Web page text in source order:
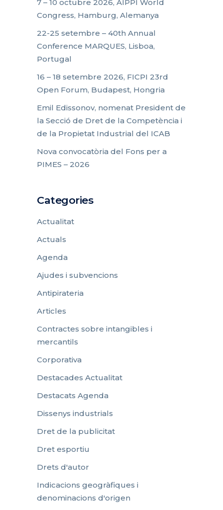
7 – 10 octubre 2026, AIPPI World
Congress, Hamburg, Alemanya
22-25 setembre – 40th Annual
Conference MARQUES, Lisboa,
Portugal
16 – 18 setembre 2026, FICPI 23rd
Open Forum, Budapest, Hongria
Emil Edissonov, nomenat President de
la Secció de Dret de la Competència i
de la Propietat Industrial del ICAB
Nova convocatòria del Fons per a
PIMES – 2026
Categories
Actualitat
Actuals
Agenda
Ajudes i subvencions
Antipirateria
Articles
Contractes sobre intangibles i
mercantils
Corporativa
Destacades Actualitat
Destacats Agenda
Dissenys industrials
Dret de la publicitat
Dret esportiu
Drets d'autor
Indicacions geogràfiques i
denominacions d'origen